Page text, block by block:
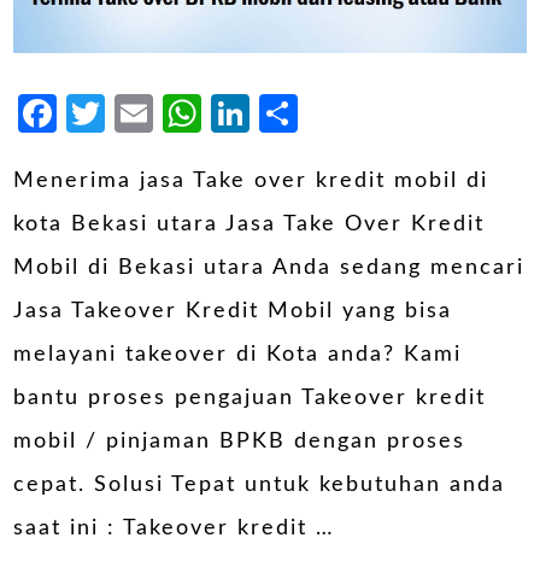
Facebook
Twitter
EmailWhatsApp
LinkedIn
Menerima jasa Take over kredit mobil di
kota Bekasi utara Jasa Take Over Kredit
Mobil di Bekasi utara Anda sedang mencari
Jasa Takeover Kredit Mobil yang bisa
melayani takeover di Kota anda? Kami
bantu proses pengajuan Takeover kredit
mobil / pinjaman BPKB dengan proses
cepat. Solusi Tepat untuk kebutuhan anda
saat ini : Takeover kredit …